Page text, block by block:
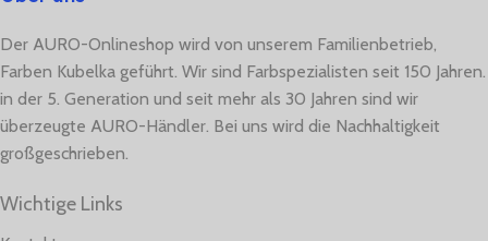
Der AURO-Onlineshop wird von unserem Familienbetrieb,
Farben Kubelka geführt. Wir sind Farbspezialisten seit 150 Jahren.
in der 5. Generation und seit mehr als 30 Jahren sind wir
überzeugte AURO-Händler. Bei uns wird die Nachhaltigkeit
großgeschrieben.
Wichtige Links